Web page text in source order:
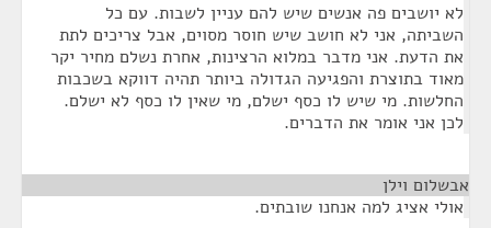
לא יושבים פה אנשים שיש להם עניין לשבות. עם כל
השביתה, אני לא חושב שיש חוסר מסוים, אבל צריכים לתת
את הדעת. אני מדבר במלוא הרצינות, אחרת נשלם מחיר יקר
מאוד בתוצרת והפגיעה הגדולה ביותר תהיה דווקא בשכבות
החלשות. מי שיש לו כסף ישלם, מי שאין לו כסף לא ישלם.
לכן אני אומר את הדברים.
אבשלום וילן
אולי אציג למה אנחנו שובתים.